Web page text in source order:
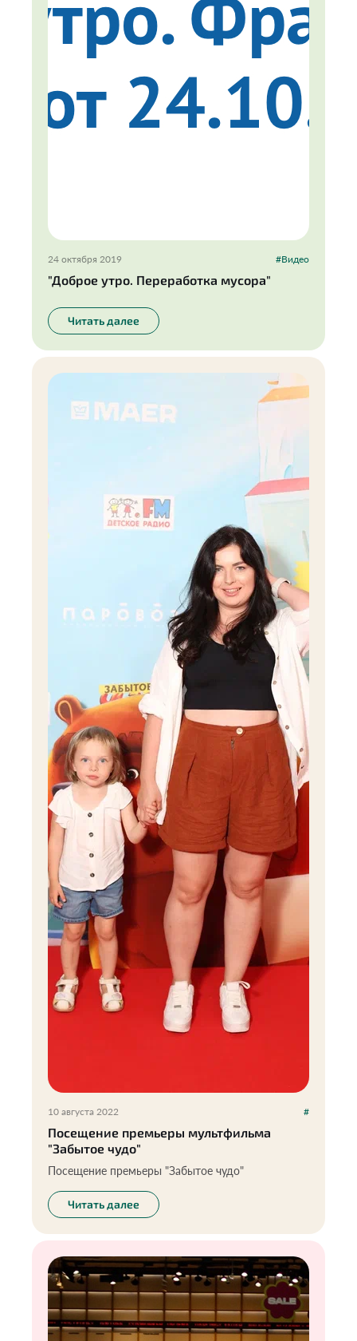
24 октября 2019 #Видео
"Доброе утро. Переработка мусора"
Читать далее
10 августа 2022 #
Посещение премьеры мультфильма
"Забытое чудо"
Посещение премьеры "Забытое чудо"
Читать далее